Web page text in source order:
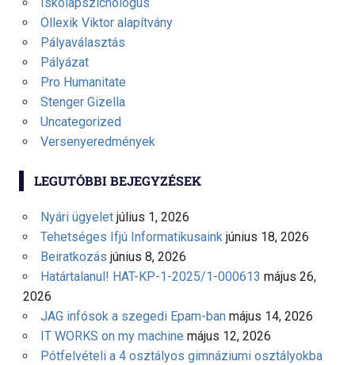
Ollexik Viktor alapítvány
Pályaválasztás
Pályázat
Pro Humanitate
Stenger Gizella
Uncategorized
Versenyeredmények
LEGUTÓBBI BEJEGYZÉSEK
Nyári ügyelet július 1, 2026
Tehetséges Ifjú Informatikusaink június 18, 2026
Beiratkozás június 8, 2026
Határtalanul! HAT-KP-1-2025/1-000613 május 26,
2026
JAG infósok a szegedi Epam-ban május 14, 2026
IT WORKS on my machine május 12, 2026
Pótfelvételi a 4 osztályos gimnáziumi osztályokba